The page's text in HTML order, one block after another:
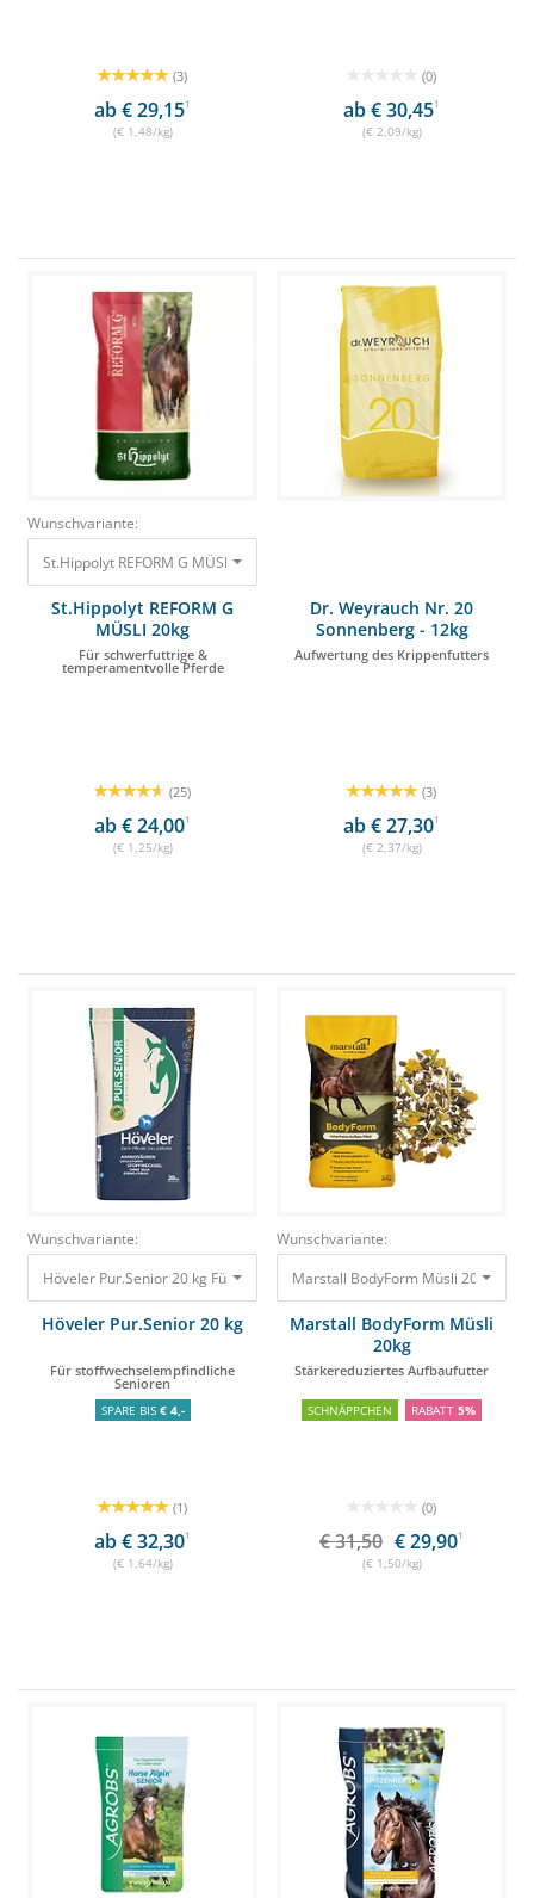
(3)
ab € 29,151
(€ 1,48/kg)
(0)
ab € 30,451
(€ 2,09/kg)
Wunschvariante:
St.Hippolyt REFORM G MÜSLI 20kg Für schwerfuttrige &
St.Hippolyt REFORM G
MÜSLI 20kg
Für schwerfuttrige &
temperamentvolle Pferde
(25)
ab € 24,001
(€ 1,25/kg)
Dr. Weyrauch Nr. 20
Sonnenberg - 12kg
Aufwertung des Krippenfutters
(3)
ab € 27,301
(€ 2,37/kg)
Wunschvariante:
Höveler Pur.Senior 20 kg Für stoffwechselempfindliche Senioren 32,80 €
Höveler Pur.Senior 20 kg
Für stoffwechselempfindliche
Senioren
SPARE BIS € 4,-
(1)
ab € 32,301
(€ 1,64/kg)
Wunschvariante:
Marstall BodyForm Müsli 20kg
Marstall BodyForm Müsli
20kg
Stärkereduziertes Aufbaufutter
SCHNÄPPCHEN RABATT 5%
(0)
€ 31,50 € 29,901
(€ 1,50/kg)